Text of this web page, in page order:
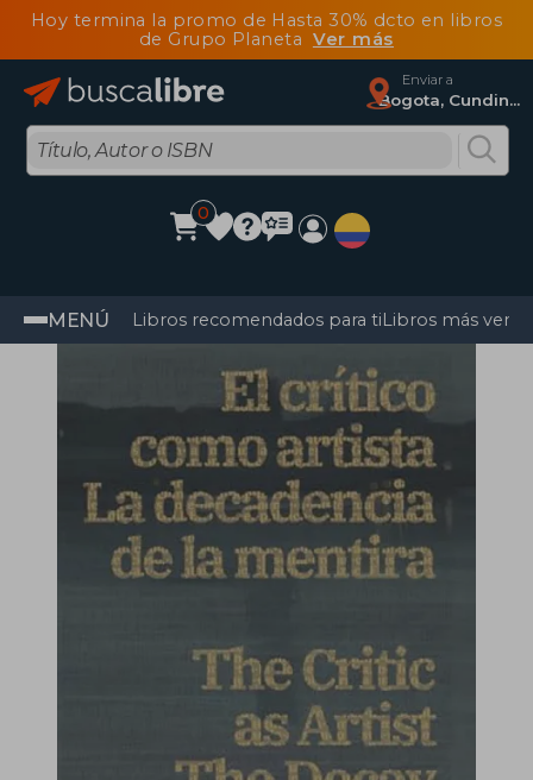
Hoy termina la promo de Hasta 30% dcto en libros
de Grupo Planeta Ver más
Enviar a
Bogota, Cundinamarca
0
MENÚ Libros recomendados para tiLibros más